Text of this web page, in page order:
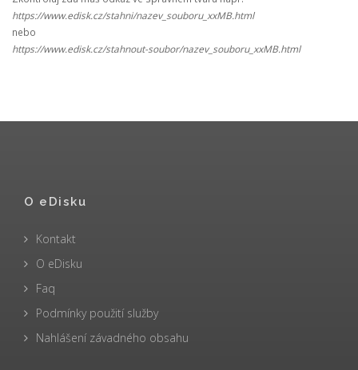
https://www.edisk.cz/stahni/nazev_souboru_xxMB.html
nebo
https://www.edisk.cz/stahnout-soubor/nazev_souboru_xxMB.html
O eDisku
Kontakt
O eDisku
Faq
Podmínky použití služby
Nahlášení závadného obsahu